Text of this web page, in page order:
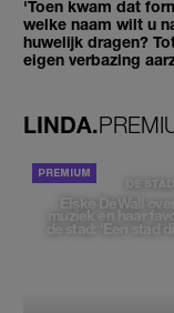
'Toen kwam dat
welke naam wilt u
huwelijk dragen?
eigen verbazing
LINDA.
DE STAD
Elske DeWall
muziek en haar
de stad: 'Een stad